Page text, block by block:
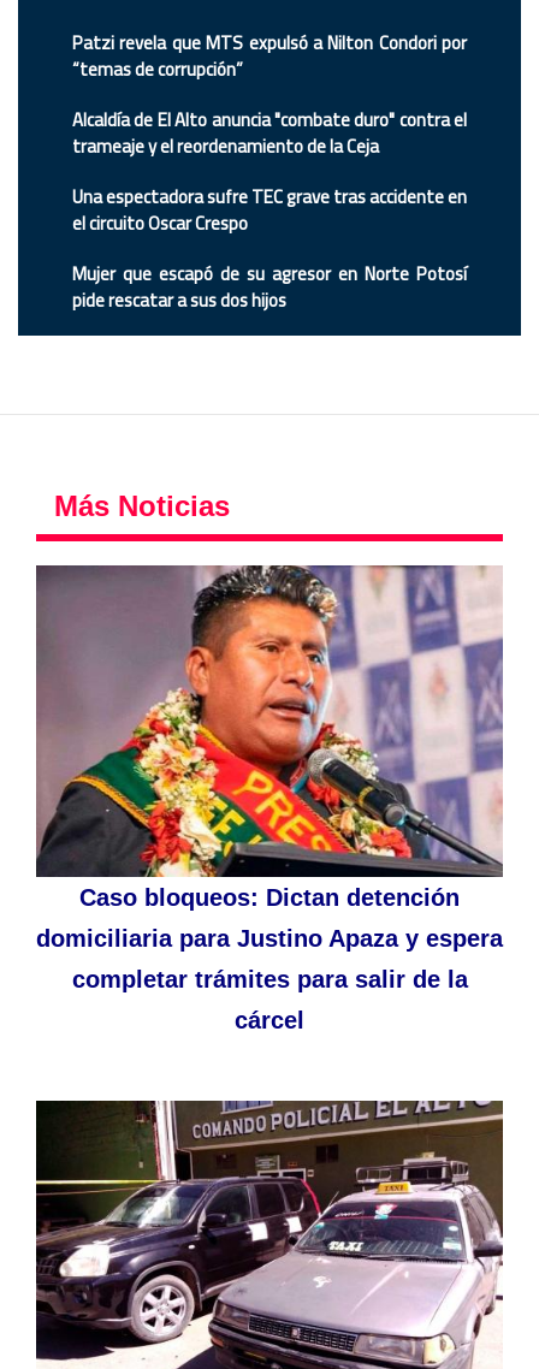
Patzi revela que MTS expulsó a Nilton Condori por
“temas de corrupción”
Alcaldía de El Alto anuncia "combate duro" contra el
trameaje y el reordenamiento de la Ceja
Una espectadora sufre TEC grave tras accidente en
el circuito Oscar Crespo
Mujer que escapó de su agresor en Norte Potosí
pide rescatar a sus dos hijos
Más Noticias
Caso bloqueos: Dictan detención
domiciliaria para Justino Apaza y espera
completar trámites para salir de la
cárcel